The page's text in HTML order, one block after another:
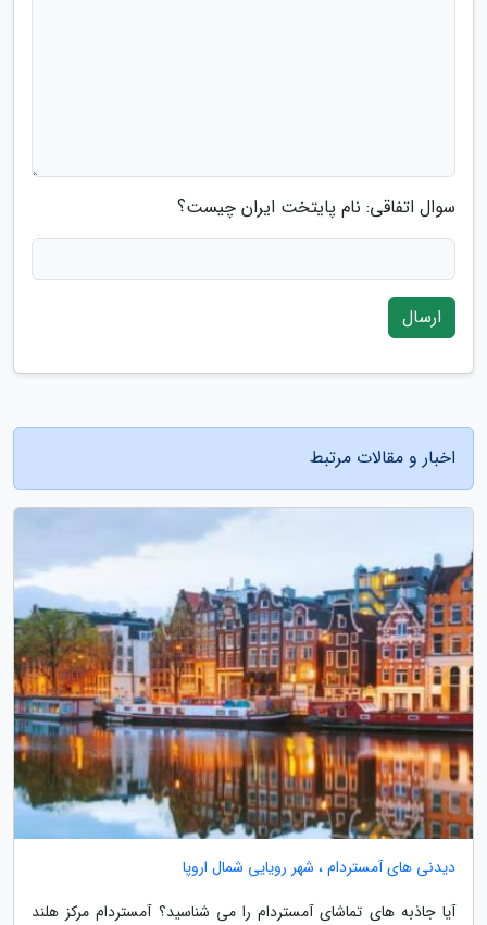
سوال اتفاقی: نام پایتخت ایران چیست؟
ارسال
اخبار و مقالات مرتبط
دیدنی های آمستردام ، شهر رویایی شمال اروپا
آیا جاذبه های تماشای آمستردام را می شناسید؟ آمستردام مرکز هلند